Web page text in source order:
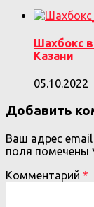
Шахбокс
Казани
05.10.2022
Добавить
Ваш адрес
поля помечены
Комментарий *